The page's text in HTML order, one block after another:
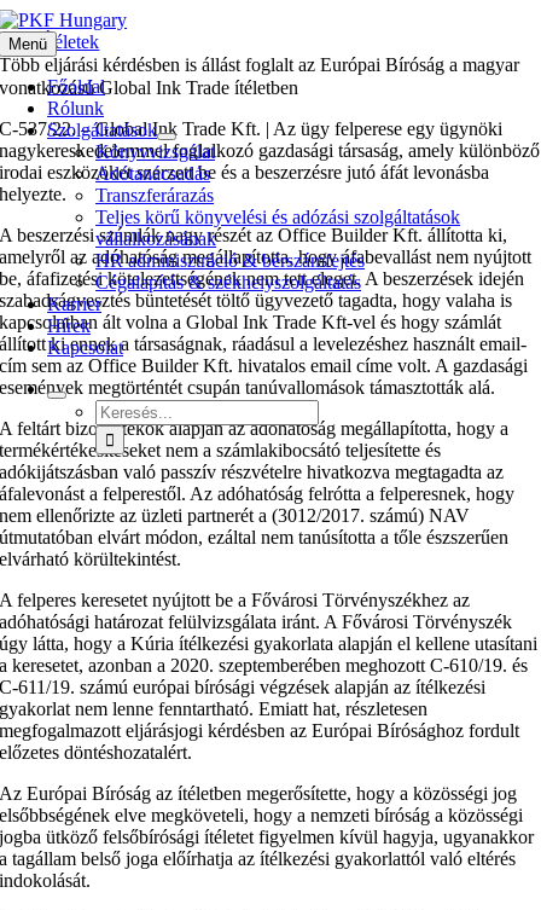
Kihagyás
Menü
Főoldal
Rólunk
Szolgáltatások
Könyvvizsgálat
Adótanácsadás
Transzferárazás
Teljes körű könyvelési és adózási szolgáltatások
vállalkozásának
HR adminisztráció & bérszámfejtés
Cégalapítás & székhelyszolgáltatás
Karrier
Hírek
Kapcsolat
Keresés...
EUB Ítéletek
Több eljárási kérdésben is állást foglalt az Európai Bíróság a magyar
vonatkozású Global Ink Trade ítéletben
C‑537/22. – Global Ink Trade Kft. | Az ügy felperese egy ügynöki
nagykereskedelemmel foglalkozó gazdasági társaság, amely különböző
irodai eszközöket szerzett be és a beszerzésre jutó áfát levonásba
helyezte.
A beszerzési számlák nagy részét az Office Builder Kft. állította ki,
amelyről az adóhatóság megállapította, hogy áfabevallást nem nyújtott
be, áfafizetési kötelezettségének nem tett eleget. A beszerzések idején
szabadságvesztés büntetését töltő ügyvezető tagadta, hogy valaha is
kapcsolatban ált volna a Global Ink Trade Kft-vel és hogy számlát
állított ki ennek a társaságnak, ráadásul a levelezéshez használt email-
cím sem az Office Builder Kft. hivatalos email címe volt. A gazdasági
események megtörténtét csupán tanúvallomások támasztották alá.
A feltárt bizonyítékok alapján az adóhatóság megállapította, hogy a
termékértékesítéseket nem a számlakibocsátó teljesítette és
adókijátszásban való passzív részvételre hivatkozva megtagadta az
áfalevonást a felperestől. Az adóhatóság felrótta a felperesnek, hogy
nem ellenőrizte az üzleti partnerét a (3012/2017. számú) NAV
útmutatóban elvárt módon, ezáltal nem tanúsította a tőle észszerűen
elvárható körültekintést.
A felperes keresetet nyújtott be a Fővárosi Törvényszékhez az
adóhatósági határozat felülvizsgálata iránt. A Fővárosi Törvényszék
úgy látta, hogy a Kúria ítélkezési gyakorlata alapján el kellene utasítani
a keresetet, azonban a 2020. szeptemberében meghozott C‑610/19. és
C‑611/19. számú európai bírósági végzések alapján az ítélkezési
gyakorlat nem lenne fenntartható. Emiatt hat, részletesen
megfogalmazott eljárásjogi kérdésben az Európai Bírósághoz fordult
előzetes döntéshozatalért.
Az Európai Bíróság az ítéletben megerősítette, hogy a közösségi jog
elsőbbségének elve megköveteli, hogy a nemzeti bíróság a közösségi
jogba ütköző felsőbírósági ítéletet figyelmen kívül hagyja, ugyanakkor
a tagállam belső joga előírhatja az ítélkezési gyakorlattól való eltérés
indokolását.